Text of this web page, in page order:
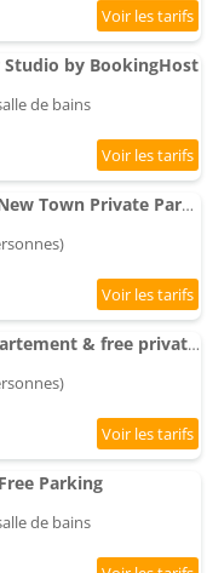
by BookingHost
de bains
PREMIUM Apartments New Town Private Parking Included
TS Gold New Town Appartement & free private parking
Parking
de bains